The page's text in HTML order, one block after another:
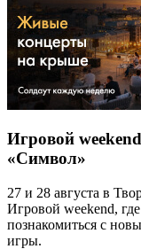
Игровой
«Символ»
27 и 28 августа в
Игровой weekend,
познакомиться с
игры.